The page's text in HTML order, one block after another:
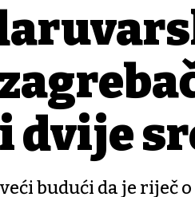
dvije
budući da je riječ